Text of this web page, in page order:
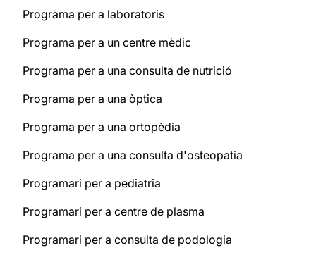
Programa per a laboratoris
Programa per a un centre mèdic
Programa per a una consulta de nutrició
Programa per a una òptica
Programa per a una ortopèdia
Programa per a una consulta d'osteopatia
Programari per a pediatria
Programari per a centre de plasma
Programari per a consulta de podologia